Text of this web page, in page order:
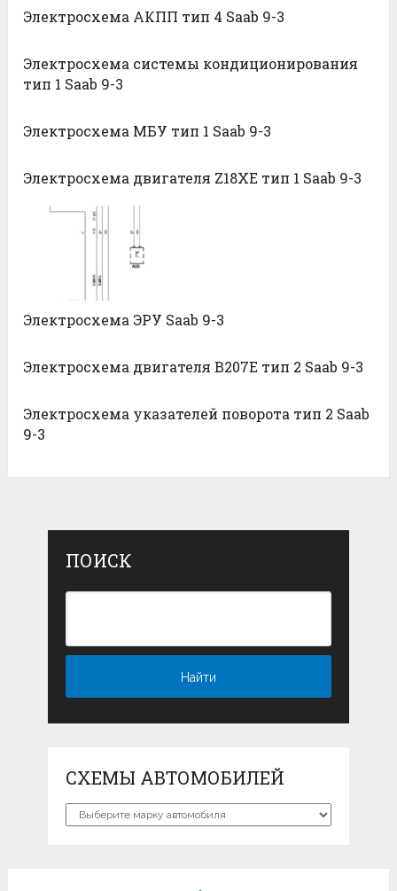
Электросхема АКПП тип 4 Saab 9-3
Электросхема системы кондиционирования
тип 1 Saab 9-3
Электросхема МБУ тип 1 Saab 9-3
Электросхема двигателя Z18XE тип 1 Saab 9-3
Электросхема ЭРУ Saab 9-3
Электросхема двигателя B207E тип 2 Saab 9-3
Электросхема указателей поворота тип 2 Saab
9-3
ПОИСК
СХЕМЫ АВТОМОБИЛЕЙ
Схемы